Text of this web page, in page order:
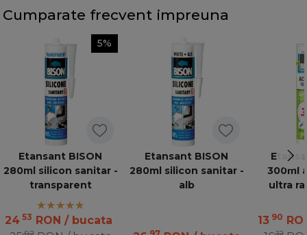
Cumparate frecvent impreuna
5%
Etansant BISON
280ml silicon sanitar -
transparent
24 53 RON / bucata
Etansant BISON
280ml silicon sanitar -
alb
300ml
ultra
13 90